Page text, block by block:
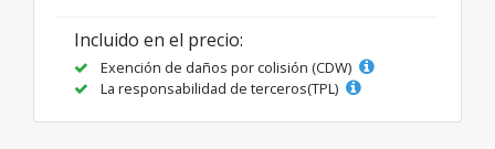
Incluido en el precio:
Exención de daños por colisión (CDW)
La responsabilidad de terceros(TPL)